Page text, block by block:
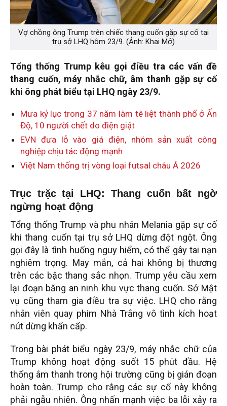
Vợ chồng ông Trump trên chiếc thang cuốn gặp sự cố tại
trụ sở LHQ hôm 23/9. (Ảnh: Khai Mở)
Tổng thống Trump kêu gọi điều tra các vấn đề
thang cuốn, máy nhắc chữ, âm thanh gặp sự cố
khi ông phát biểu tại LHQ ngày 23/9.
Mưa kỷ lục trong 37 năm làm tê liệt thành phố ở Ấn
Độ, 10 người chết do điện giật
EVN đưa lỗ vào giá điện, nhóm sản xuất công
nghiệp chịu tác động mạnh
Việt Nam thống trị vòng loại futsal châu Á 2026
Trục trặc tại LHQ: Thang cuốn bất ngờ
ngừng hoạt động
Tổng thống Trump và phu nhân Melania gặp sự cố
khi thang cuốn tại trụ sở LHQ dừng đột ngột. Ông
gọi đây là tình huống nguy hiểm, có thể gây tai nạn
nghiêm trọng. May mắn, cả hai không bị thương
trên các bậc thang sắc nhọn. Trump yêu cầu xem
lại đoạn băng an ninh khu vực thang cuốn. Sở Mật
vụ cũng tham gia điều tra sự việc. LHQ cho rằng
nhân viên quay phim Nhà Trắng vô tình kích hoạt
nút dừng khẩn cấp.
Trong bài phát biểu ngày 23/9, máy nhắc chữ của
Trump không hoạt động suốt 15 phút đầu. Hệ
thống âm thanh trong hội trường cũng bị gián đoạn
hoàn toàn. Trump cho rằng các sự cố này không
phải ngẫu nhiên. Ông nhấn mạnh việc ba lỗi xảy ra